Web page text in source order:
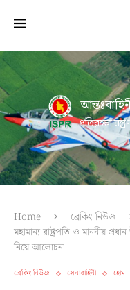
প্রতিরক্ষা
Home ব্রেকিং নিউজ
মহামান্য রাষ্ট্রপতি ও মাননীয়
নিয়ে আলোচনা
ব্রেকিং নিউজ সেনাবাহিনী হোম